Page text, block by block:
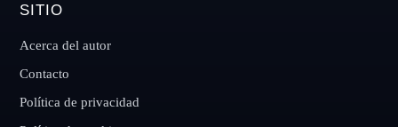
SITIO
Acerca del autor
Contacto
Política de privacidad